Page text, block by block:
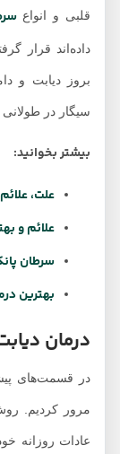
قلبی و انواعسرطان
داده‌اند قرار
بروز دیابت و
سیگار در طولانی
بیشتر بخوانید:
علت، علائم و
علائم و
سرطان
بهترین
درمان دیابت
در قسمت‌های پیشین
مرور کردیم.
عادات روزانه خود